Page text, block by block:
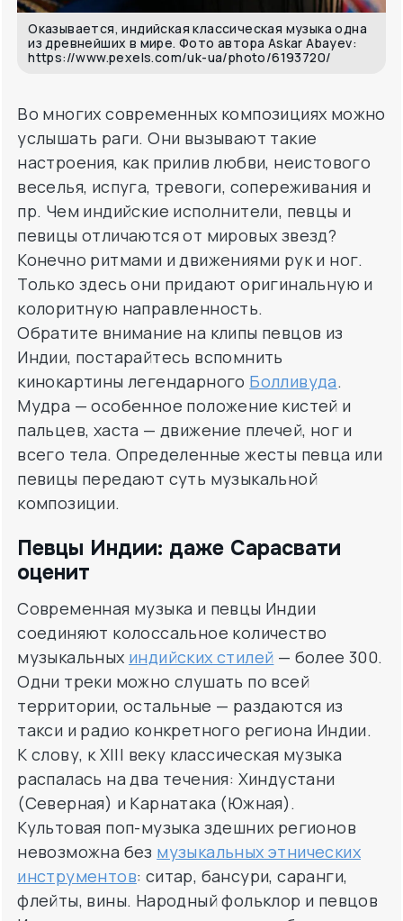
Оказывается, индийская классическая музыка одна
из древнейших в мире. Фото автора Askar Abayev:
https://www.pexels.com/uk-ua/photo/6193720/
Во многих современных композициях можно
услышать раги. Они вызывают такие
настроения, как прилив любви, неистового
веселья, испуга, тревоги, сопереживания и
пр. Чем индийские исполнители, певцы и
певицы отличаются от мировых звезд?
Конечно ритмами и движениями рук и ног.
Только здесь они придают оригинальную и
колоритную направленность.
Обратите внимание на клипы певцов из
Индии, постарайтесь вспомнить
кинокартины легендарного Болливуда.
Мудра — особенное положение кистей и
пальцев, хаста — движение плечей, ног и
всего тела. Определенные жесты певца или
певицы передают суть музыкальной
композиции.
Певцы Индии: даже Сарасвати
оценит
Современная музыка и певцы Индии
соединяют колоссальное количество
музыкальных индийских стилей — более 300.
Одни треки можно слушать по всей
территории, остальные — раздаются из
такси и радио конкретного региона Индии.
К слову, к XIII веку классическая музыка
распалась на два течения: Хиндустани
(Северная) и Карнатака (Южная).
Культовая поп-музыка здешних регионов
невозможна без музыкальных этнических
инструментов: ситар, бансури, саранги,
флейты, вины. Народный фольклор и певцов